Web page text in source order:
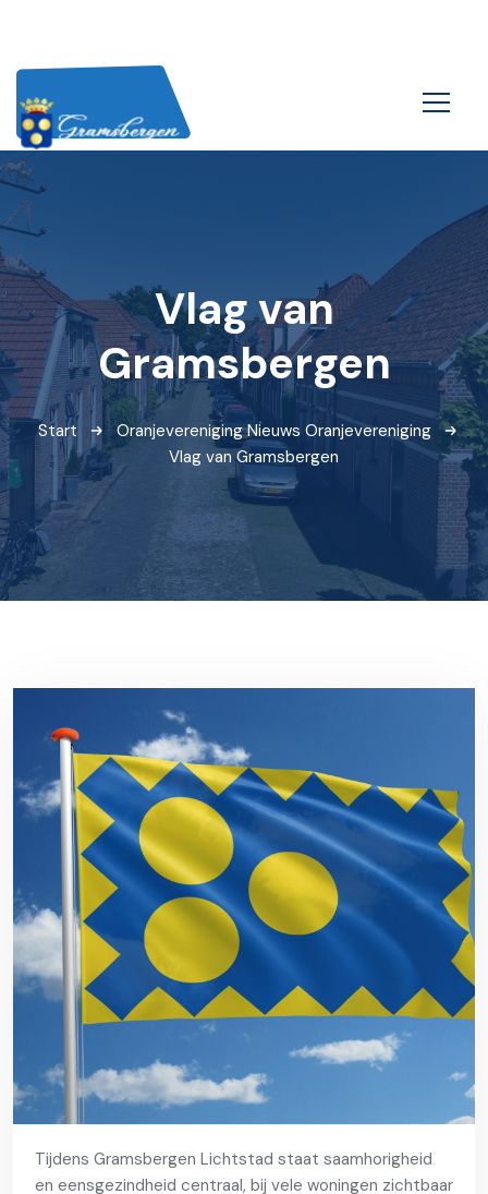
Vlag van
Gramsbergen
Start Oranjevereniging Nieuws Oranjevereniging
Vlag van Gramsbergen
Tijdens Gramsbergen Lichtstad staat saamhorigheid
en eensgezindheid centraal, bij vele woningen zichtbaar